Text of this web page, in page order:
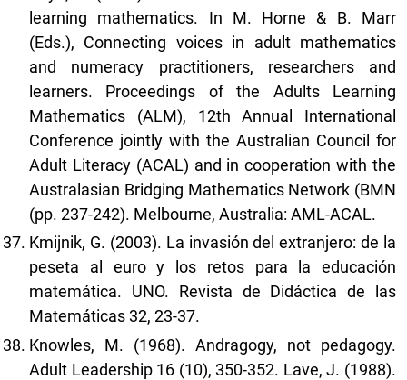
learning mathematics. In M. Horne & B. Marr
(Eds.), Connecting voices in adult mathematics
and numeracy practitioners, researchers and
learners. Proceedings of the Adults Learning
Mathematics (ALM), 12th Annual International
Conference jointly with the Australian Council for
Adult Literacy (ACAL) and in cooperation with the
Australasian Bridging Mathematics Network (BMN
(pp. 237-242). Melbourne, Australia: AML-ACAL.
Kmijnik, G. (2003). La invasión del extranjero: de la
peseta al euro y los retos para la educación
matemática. UNO. Revista de Didáctica de las
Matemáticas 32, 23-37.
Knowles, M. (1968). Andragogy, not pedagogy.
Adult Leadership 16 (10), 350-352. Lave, J. (1988).